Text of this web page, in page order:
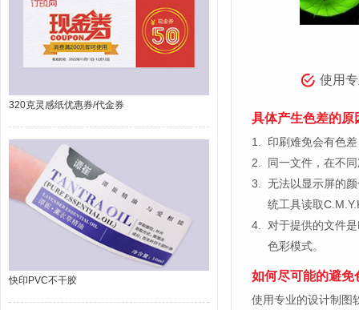
320克灵感纸优惠券/代金券
快印PVC不干胶
使用
具体产生色差的原
1.
印刷难免会有色
2.
同一文件，在不
3.
无法以显示屏的
统工具读取
4.
对于提供的文件
色彩模式。
如何尽可能的避免
使用专业的设计制图